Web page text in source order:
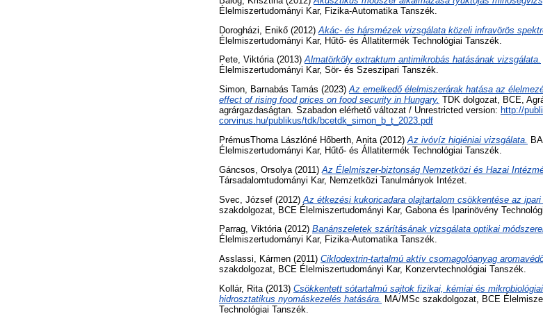
Élelmiszertudományi Kar, Fizika-Automatika Tanszék.
Dorogházi, Enikő (2012) Akác- és hársmézek vizsgálata közeli infravörös
Élelmiszertudományi Kar, Hűtő- és Állatitermék Technológiai Tanszék.
Pete, Viktória(2013)Almatörköly extraktum antimikrobás hatásának vizsgálata.
Élelmiszertudományi Kar, Sör- és Szeszipari Tanszék.
Simon, Barnabás Tamás (2023)Az emelkedő élelmiszerárak hatása az
effect of rising food prices on food security in Hungary. TDK dolgozat, BCE,
agrárgazdaságtan. Szabadon elérhető változat / Unrestricted version: http://
corvinus.hu/publikus/tdk/bcetdk_simon_b_t_2023.pdf
PrémusThoma Lászlóné Hőberth, Anita (2012) Az ivóvíz higiéniai vizsgálata.
Élelmiszertudományi Kar, Hűtő- és Állatitermék Technológiai Tanszék.
Gáncsos, Orsolya (2011) Az Élelmiszer-biztonság Nemzetközi és Hazai
Társadalomtudományi Kar, Nemzetközi Tanulmányok Intézet.
Svec, József (2012) Az étkezési kukoricadara olajtartalom csökkentése az ipari
szakdolgozat, BCE Élelmiszertudományi Kar, Gabona és Iparinövény
Parrag, Viktória(2012) Banánszeletek szárításának vizsgálata optikai
Élelmiszertudományi Kar, Fizika-Automatika Tanszék.
Asslassi, Kármen (2011) Ciklodextrin-tartalmú aktív csomagolóanyag
szakdolgozat, BCE Élelmiszertudományi Kar, Konzervtechnológiai Tanszék.
Kollár, Rita (2013) Csökkentett sótartalmú sajtok fizikai, kémiai és
hidrosztatikus nyomáskezelés hatására.
MA/MSc szakdolgozat, BCE
Technológiai Tanszék.